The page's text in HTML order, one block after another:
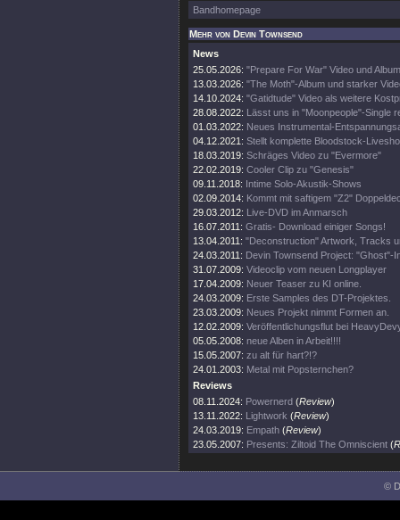
Bandhomepage
Mehr von Devin Townsend
News
25.05.2026: "Prepare For War" Video und
13.03.2026: "The Moth"-Album und starker
14.10.2024: "Gatidtude" Video als weitere
28.08.2022: Lässt uns in "Moonpeople"-Single
01.03.2022: Neues Instrumental-
04.12.2021: Stellt komplette Bloodstock-
18.03.2019: Schräges Video zu "Evermore"
22.02.2019: Cooler Clip zu "Genesis"
09.11.2018: Intime Solo-Akustik-Shows
02.09.2014: Kommt mit saftigem "Z2"
29.03.2012: Live-DVD im Anmarsch
16.07.2011: Gratis- Download einiger Songs!
13.04.2011: "Deconstruction" Artwork, Tracks
24.03.2011: Devin Townsend Project: "Ghost"-
31.07.2009: Videoclip vom neuen Longplayer
17.04.2009: Neuer Teaser zu KI online.
24.03.2009: Erste Samples des DT-Projektes.
23.03.2009: Neues Projekt nimmt Formen an.
12.02.2009: Veröffentlichungsflut bei
05.05.2008: neue Alben in Arbeit!!!!
15.05.2007: zu alt für hart?!?
24.01.2003: Metal mit Popsternchen?
Reviews
08.11.2024: Powernerd (Review)
13.11.2022: Lightwork (Review)
24.03.2019: Empath (Review)
23.05.2007: Presents: Ziltoid The Omniscient (
©